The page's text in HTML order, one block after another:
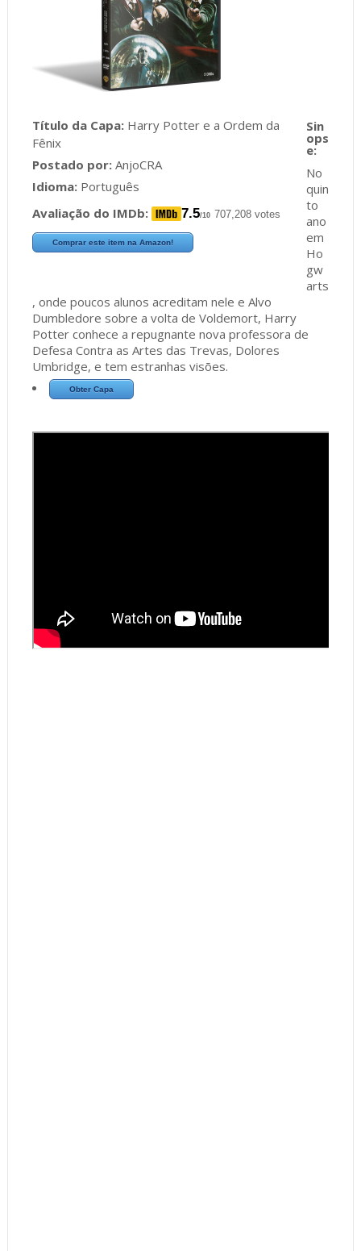
Título da Capa:Harry Potter e a Ordem da
Fênix
Postado por:AnjoCRA
Idioma:Português
Avaliação do IMDb:
7.5/10 707,208 votes
Comprar este item na Amazon!
No
quin
to
ano
em
Ho
gw
arts
, onde poucos alunos acreditam nele e Alvo
Dumbledore sobre a volta de Voldemort, Harry
Potter conhece a repugnante nova professora de
Defesa Contra as Artes das Trevas, Dolores
Umbridge, e tem estranhas visões.
Obter Capa